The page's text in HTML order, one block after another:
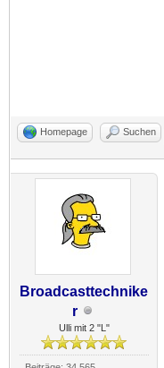
Homepage Suchen
Broadcasttechnike
r
Ulli mit 2 "L"